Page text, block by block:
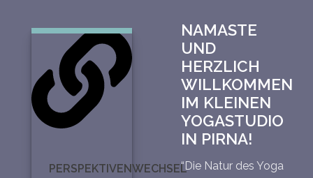
PERSPEKTIVENWECHSEL
NAMASTE
UND
HERZLICH
WILLKOMMEN
IM KLEINEN
YOGASTUDIO
IN PIRNA!
“Die Natur des Yoga